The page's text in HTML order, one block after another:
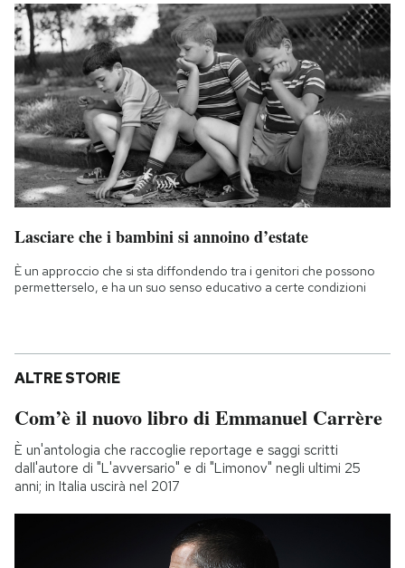
Lasciare che i bambini si annoino d’estate
È un approccio che si sta diffondendo tra i genitori che possono
permetterselo, e ha un suo senso educativo a certe condizioni
ALTRE STORIE
Com’è il nuovo libro di Emmanuel Carrère
È un'antologia che raccoglie reportage e saggi scritti
dall'autore di "L'avversario" e di "Limonov" negli ultimi 25
anni; in Italia uscirà nel 2017